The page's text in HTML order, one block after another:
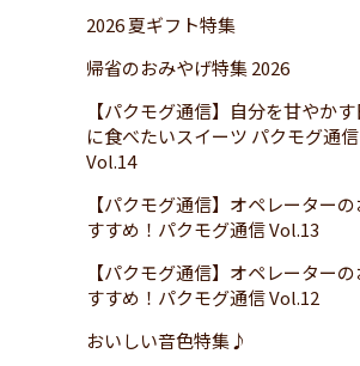
2026 夏ギフト特集
帰省のおみやげ特集 2026
【パクモグ通信】自分を甘やかす
に食べたいスイーツ パクモグ通信
Vol.14
【パクモグ通信】オペレーター
すすめ！パクモグ通信 Vol.13
【パクモグ通信】オペレーター
すすめ！パクモグ通信 Vol.12
おいしい音色特集♪